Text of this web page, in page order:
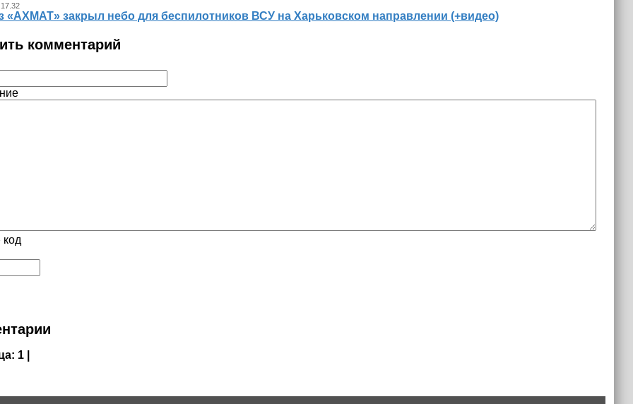
«АХМАТ» закрыл небо для беспилотников ВСУ на Харьковском направлении (+видео)
комментарий
код
1 |